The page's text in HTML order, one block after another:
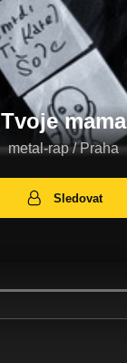
Tvoje mama
metal-rap / Praha
Sledovat